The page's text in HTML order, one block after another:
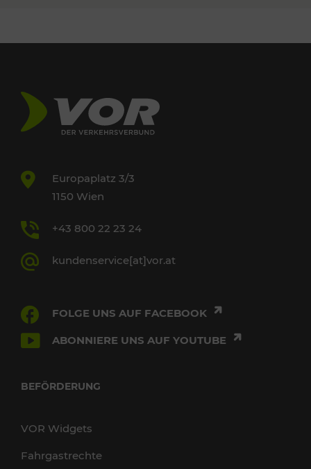
Europaplatz 3/3
1150 Wien
+43 800 22 23 24
kundenservice[at]vor.at
FOLGE UNS AUF FACEBOOK
ABONNIERE UNS AUF YOUTUBE
BEFÖRDERUNG
VOR Widgets
Fahrgastrechte